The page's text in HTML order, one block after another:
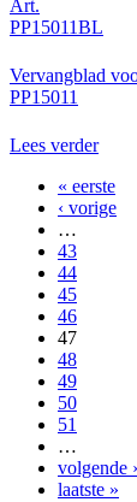
Art.
PP15011BL
Vervangblad
PP15011
Lees verder
Pagina's
« eerste
‹ vorige
…
43
44
45
46
47
48
49
50
51
…
volgende ›
laatste »